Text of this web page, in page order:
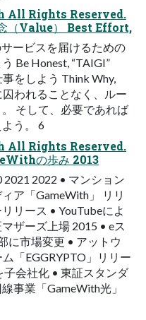
All Rights Reserved.
（Value） Best Effort,
ービスを届けるための
Be Honest, “TAIGI”
をしよう Think Why,
囚われることなく、ルー
そして、必要であれば
う。 6
All Rights Reserved.
の歩み 2013
2021 2022 • マンション
ア「GameWith」 リリ
リース • YouTubeによ
ザーズ上場 2015 • eス
に市場変更 • アットウ
「EGGRYPTO」リリー
会社化 • 東証スタンダ
事業「GameWith光」